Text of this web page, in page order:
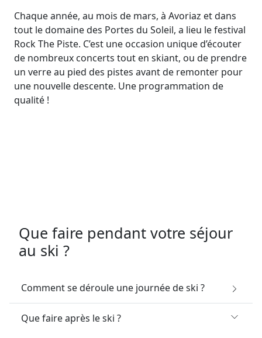
Chaque année, au mois de mars, à Avoriaz et dans
tout le domaine des Portes du Soleil, a lieu le festival
Rock The Piste. C’est une occasion unique d’écouter
de nombreux concerts tout en skiant, ou de prendre
un verre au pied des pistes avant de remonter pour
une nouvelle descente. Une programmation de
qualité !
Que faire pendant votre séjour
au ski ?
Comment se déroule une journée de ski ?
Que faire après le ski ?